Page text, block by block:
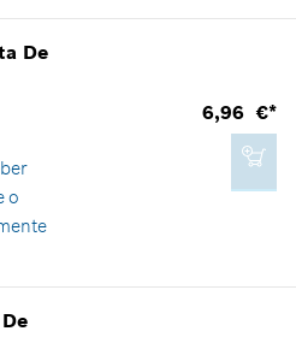
sobressalentes
De
o
6,96 €*